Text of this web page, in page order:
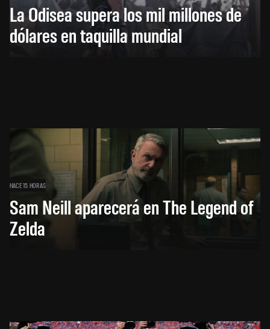
La Odisea supera los mil millones de
dólares en taquilla mundial
HACE 15 HORAS
Sam Neill aparecerá en The Legend of
Zelda